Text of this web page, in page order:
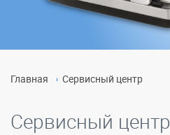
Главная Сервисный центр
Сервисный центр